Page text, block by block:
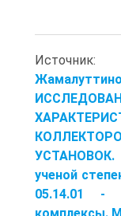
ученой
05.14.01 -